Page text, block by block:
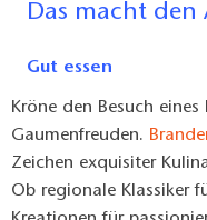
Das macht
Gut essen
Kröne den Besuch
Gaumenfreuden.
Zeichen exquisiter
Ob regionale Klassiker